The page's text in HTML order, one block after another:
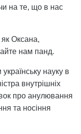
на те, що в нас
як Оксана,
нам панд.
науку в
внутрішніх
про анулювання
та носіння